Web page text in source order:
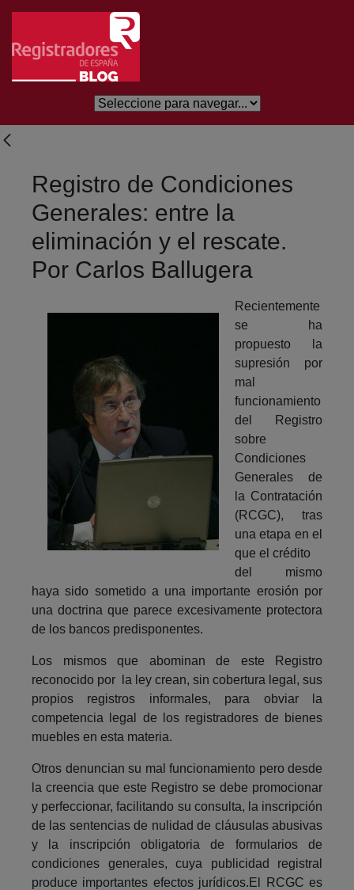
Saltar al contenido principal
Registro de Condiciones
Generales: entre la
eliminación y el rescate.
Por Carlos Ballugera
Recientemente
se ha
propuesto la
supresión por
mal
funcionamiento
del Registro
sobre
Condiciones
Generales de
la Contratación
(RCGC), tras
una etapa en el
que el crédito
del mismo
haya sido sometido a una importante erosión por
una doctrina que parece excesivamente protectora
de los bancos predisponentes.
Los mismos que abominan de este Registro
reconocido por la ley crean, sin cobertura legal, sus
propios registros informales, para obviar la
competencia legal de los registradores de bienes
muebles en esta materia.
Otros denuncian su mal funcionamiento pero desde
la creencia que este Registro se debe promocionar
y perfeccionar, facilitando su consulta, la inscripción
de las sentencias de nulidad de cláusulas abusivas
y la inscripción obligatoria de formularios de
condiciones generales, cuya publicidad registral
produce importantes efectos jurídicos.El RCGC es